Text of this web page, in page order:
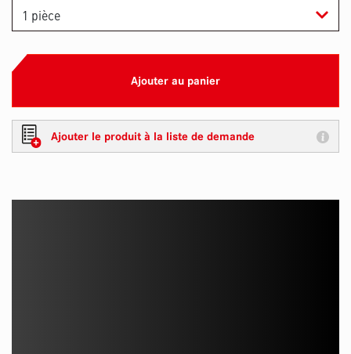
Ajouter au panier
Ajouter le produit à la liste de demande